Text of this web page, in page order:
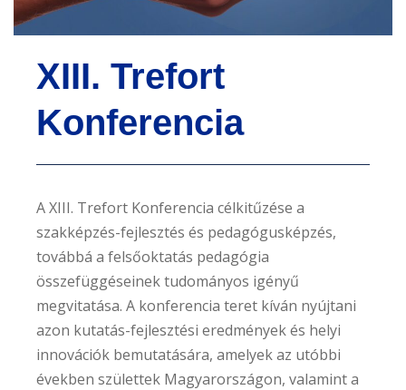
XIII. Trefort
Konferencia
A XIII. Trefort Konferencia célkitűzése a
szakképzés-fejlesztés és pedagógusképzés,
továbbá a felsőoktatás pedagógia
összefüggéseinek tudományos igényű
megvitatása. A konferencia teret kíván nyújtani
azon kutatás-fejlesztési eredmények és helyi
innovációk bemutatására, amelyek az utóbbi
években születtek Magyarországon, valamint a